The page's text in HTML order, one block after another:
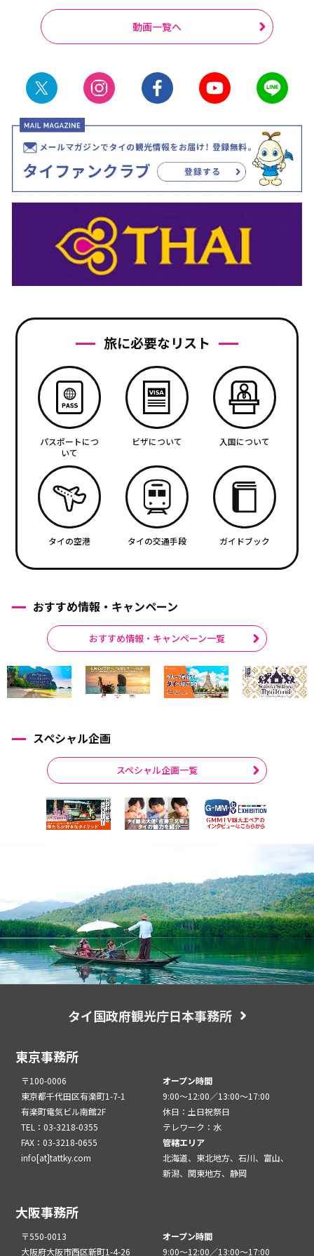
動画一覧へ
旅に必要なリスト
パスポートにつ
いて
ビザについて 入国について
タイの空港 タイの交通手段 ガイドブック
おすすめ情報・キャンペーン
おすすめ情報・キャンペーン一覧
スペシャル企画
スペシャル企画一覧
タイ国政府観光庁日本事務所
東京事務所
〒100-0006
東京都千代田区有楽町1-7-1
有楽町電気ビル南館2F
TEL：03-3218-0355
FAX：03-3218-0655
info[at]tattky.com
オープン時間
9:00～12:00／13:00～17:00
休日：土日祝祭日
テレワーク：水
管轄エリア
北海道、東北地方、石川、富山、
新潟、関東地方、静岡
大阪事務所
〒550-0013
大阪府大阪市西区新町1-4-26
オープン時間
9:00～12:00／13:00～17:00